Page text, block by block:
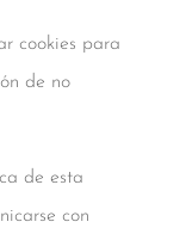
cookies para
de no
de esta
con